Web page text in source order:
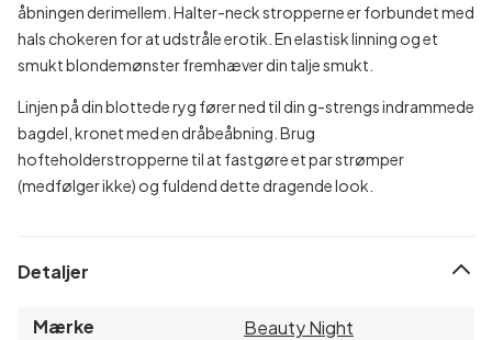
åbningen derimellem. Halter-neck stropperne er forbundet med
hals chokeren for at udstråle erotik. En elastisk linning og et
smukt blondemønster fremhæver din talje smukt.
Linjen på din blottede ryg fører ned til din g-strengs indrammede
bagdel, kronet med en dråbeåbning. Brug
hofteholderstropperne til at fastgøre et par strømper
(medfølger ikke) og fuldend dette dragende look.
Detaljer
Mærke
Beauty Night